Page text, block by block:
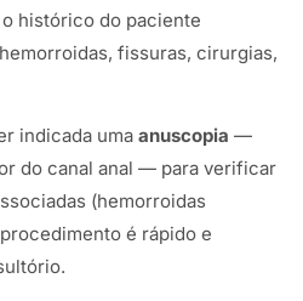
histórico do paciente
fissuras, cirurgias,
indicada uma anuscopia —
do canal anal — para verificar
(hemorroidas
é rápido e